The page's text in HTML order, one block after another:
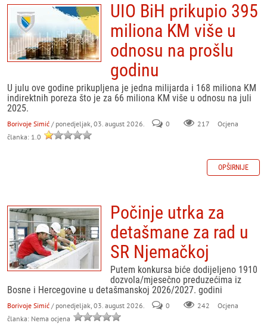
UIO BiH prikupio 395
miliona KM više u
odnosu na prošlu
godinu
U julu ove godine prikupljena je jedna milijarda i 168 miliona KM
indirektnih poreza što je za 66 miliona KM više u odnosu na juli
2025.
Borivoje Simić / ponedjeljak, 03. august 2026. 0 217
Ocjena
članka: 1.0
OPŠIRNIJE
Počinje utrka za
detašmane za rad u
SR Njemačkoj
Putem konkursa biće dodijeljeno 1910
dozvola/mjesečno preduzećima iz
Bosne i Hercegovine u detašmanskoj 2026/2027. godini
Borivoje Simić / ponedjeljak, 03. august 2026. 0 242
Ocjena
članka: Nema ocjena